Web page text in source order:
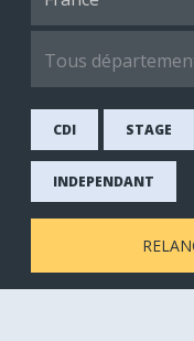
CDI STAGE
INDEPENDANT